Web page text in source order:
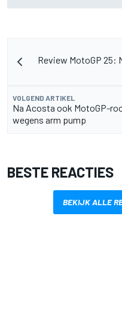
Review MotoGP 25:
VOLGEND ARTIKEL
Na Acosta ook MotoGP-
wegens arm pump
BESTE REACTIES
BEKIJK ALLE